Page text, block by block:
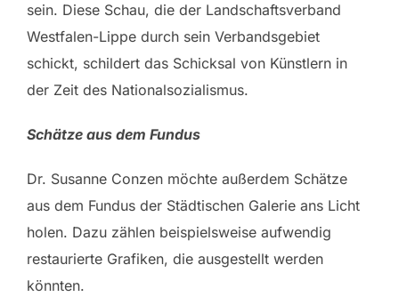
sein. Diese Schau, die der Landschaftsverband
Westfalen-Lippe durch sein Verbandsgebiet
schickt, schildert das Schicksal von Künstlern in
der Zeit des Nationalsozialismus.
Schätze aus dem Fundus
Dr. Susanne Conzen möchte außerdem Schätze
aus dem Fundus der Städtischen Galerie ans Licht
holen. Dazu zählen beispielsweise aufwendig
restaurierte Grafiken, die ausgestellt werden
könnten.